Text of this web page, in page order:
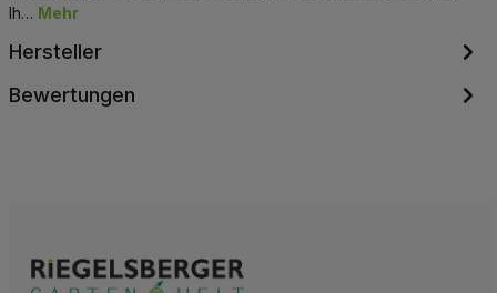
Ih… Mehr
Hersteller
Bewertungen